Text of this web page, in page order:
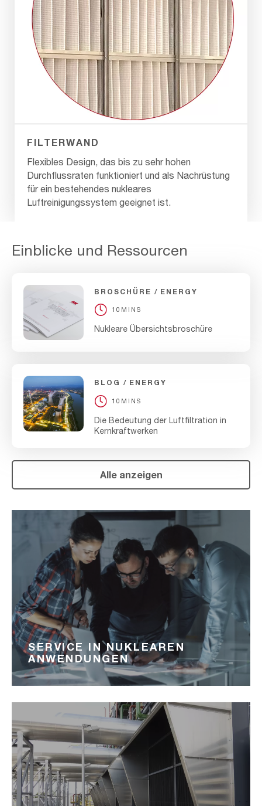
FILTERWAND
Flexibles Design, das bis zu sehr hohen
Durchflussraten funktioniert und als Nachrüstung
für ein bestehendes nukleares
Luftreinigungssystem geeignet ist.
Einblicke und Ressourcen
BROSCHÜRE ENERGY
10MINS
Nukleare Übersichtsbroschüre
BLOG ENERGY
10MINS
Die Bedeutung der Luftfiltration in
Kernkraftwerken
Alle anzeigen
SERVICE IN NUKLEAREN
ANWENDUNGEN